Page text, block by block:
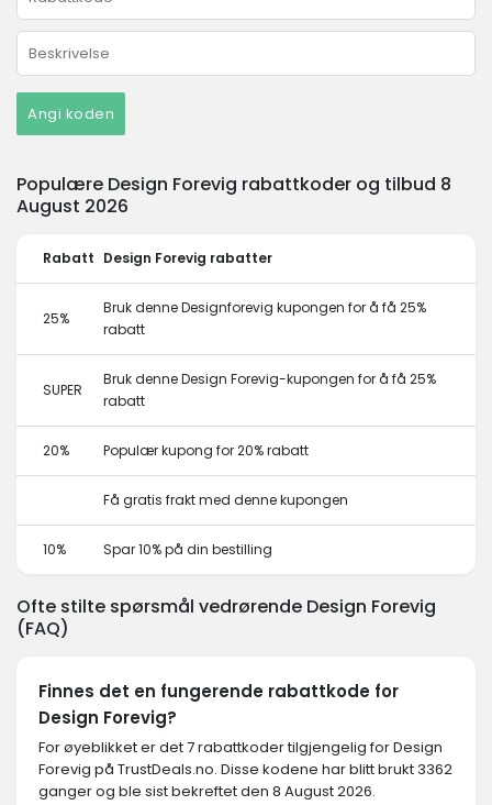
Angi koden
Populære Design Forevig rabattkoder og tilbud 8
August 2026
Rabatt Design Forevig rabatter
25%
Bruk denne Designforevig kupongen for å få 25%
rabatt
SUPER
Bruk denne Design Forevig-kupongen for å få 25%
rabatt
20% Populær kupong for 20% rabatt
Få gratis frakt med denne kupongen
10% Spar 10% på din bestilling
Ofte stilte spørsmål vedrørende Design Forevig
(FAQ)
Finnes det en fungerende rabattkode for
Design Forevig?
For øyeblikket er det 7 rabattkoder tilgjengelig for Design
Forevig på TrustDeals.no. Disse kodene har blitt brukt 3362
ganger og ble sist bekreftet den 8 August 2026.